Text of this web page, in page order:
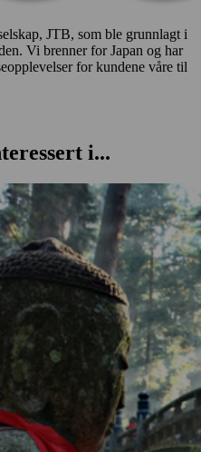
JTB, som ble grunnlagt i
Vi brenner for Japan og har
for kundene våre til
i...